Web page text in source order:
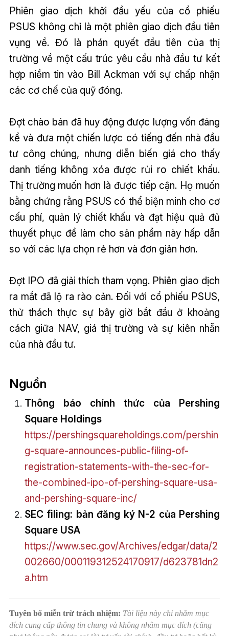
Phiên giao dịch khởi đầu yếu của cổ phiếu
PSUS không chỉ là một phiên giao dịch đầu tiên
vụng về. Đó là phán quyết đầu tiên của thị
trường về một cấu trúc yêu cầu nhà đầu tư kết
hợp niềm tin vào Bill Ackman với sự chấp nhận
các cơ chế của quỹ đóng.
Đợt chào bán đã huy động được lượng vốn đáng
kể và đưa một chiến lược có tiếng đến nhà đầu
tư công chúng, nhưng diễn biến giá cho thấy
danh tiếng không xóa được rủi ro chiết khấu.
Thị trường muốn hơn là được tiếp cận. Họ muốn
bằng chứng rằng PSUS có thể biện minh cho cơ
cấu phí, quản lý chiết khấu và đạt hiệu quả đủ
thuyết phục để làm cho sản phẩm này hấp dẫn
so với các lựa chọn rẻ hơn và đơn giản hơn.
Đợt IPO đã giải thích tham vọng. Phiên giao dịch
ra mắt đã lộ ra rào cản. Đối với cổ phiếu PSUS,
thử thách thực sự bây giờ bắt đầu ở khoảng
cách giữa NAV, giá thị trường và sự kiên nhẫn
của nhà đầu tư.
Nguồn
Thông báo chính thức của Pershing
Square Holdings
https://pershingsquareholdings.com/pershin
g-square-announces-public-filing-of-
registration-statements-with-the-sec-for-
the-combined-ipo-of-pershing-square-usa-
and-pershing-square-inc/
SEC filing: bản đăng ký N-2 của Pershing
Square USA
https://www.sec.gov/Archives/edgar/data/2
002660/000119312524170917/d623781dn2
a.htm
Tuyên bố miễn trừ trách nhiệm: Tài liệu này chỉ nhằm mục
đích cung cấp thông tin chung và không nhằm mục đích (cũng